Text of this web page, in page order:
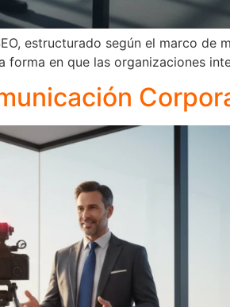
estructurado según el marco
en que las organizaciones